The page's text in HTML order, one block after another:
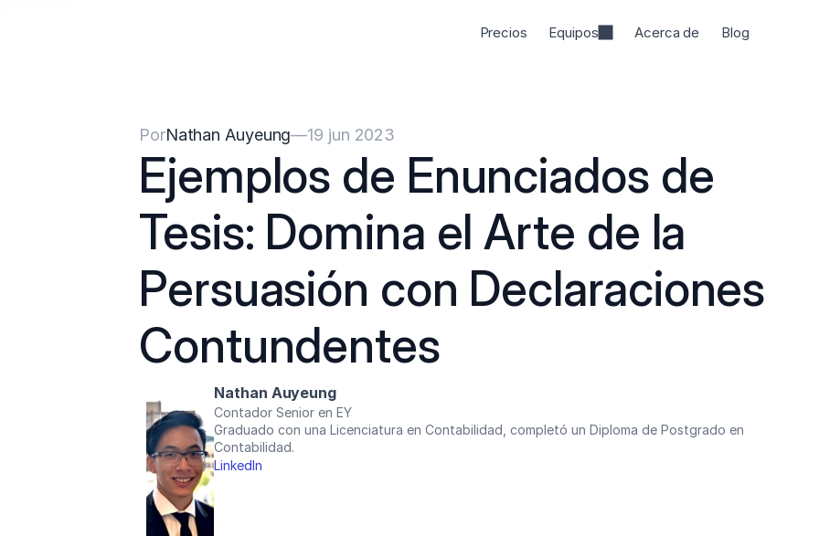
Precios Equipos Acerca de Blog
PorNathan Auyeung—19 jun 2023
Ejemplos de Enunciados de
Tesis: Domina el Arte de la
Persuasión con Declaraciones
Contundentes
Nathan Auyeung
Contador Senior en EY
Graduado con una Licenciatura en Contabilidad, completó un Diploma de Postgrado en
Contabilidad.
LinkedIn